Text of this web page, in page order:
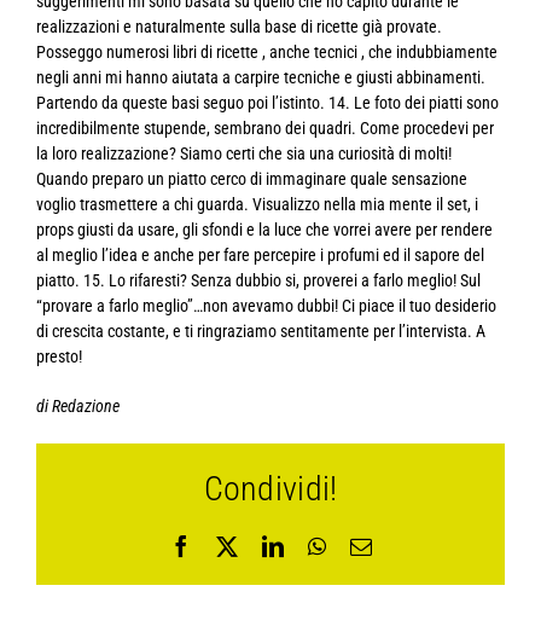
di Redazione
Condividi!
Facebook
X LinkedInWhatsApp
Email